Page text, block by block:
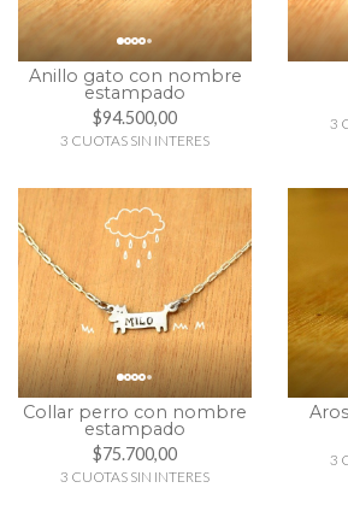
Anillo gato con nombre
estampado
$94.500,00
3 CUOTAS SIN INTERES
3
Collar perro con nombre
estampado
$75.700,00
3 CUOTAS SIN INTERES
3